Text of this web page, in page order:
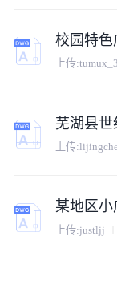
校园特色
上传:
芜湖县
上传:
某地区小
上传:justljj